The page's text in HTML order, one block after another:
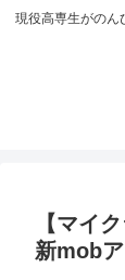
現役高専生がの
【マイ
新mob